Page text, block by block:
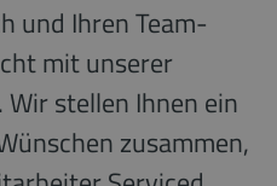
und Ihren Team-
mit unserer
stellen Ihnen ein
zusammen,